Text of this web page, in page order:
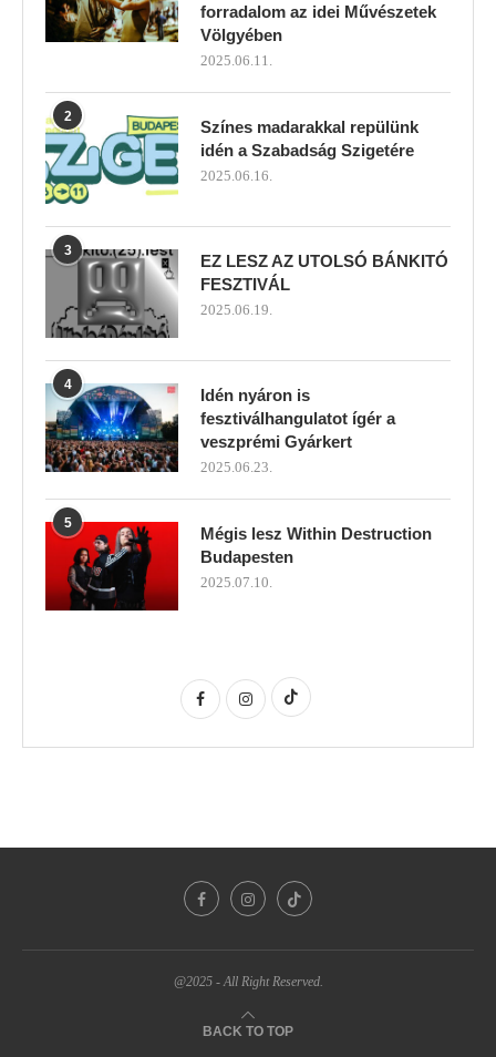
forradalom az idei Művészetek
Völgyében
2025.06.11.
2
Színes madarakkal repülünk
idén a Szabadság Szigetére
2025.06.16.
3
EZ LESZ AZ UTOLSÓ BÁNKITÓ
FESZTIVÁL
2025.06.19.
4
Idén nyáron is
fesztiválhangulatot ígér a
veszprémi Gyárkert
2025.06.23.
5
Mégis lesz Within Destruction
Budapesten
2025.07.10.
@2025 - All Right Reserved.
BACK TO TOP